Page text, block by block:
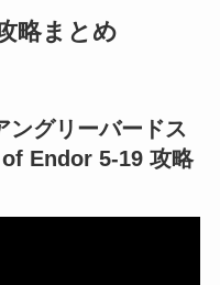
略まとめ
グリーバードス
Endor 5-19 攻略